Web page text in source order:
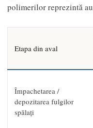
polimerilor reprezintă
Etapa din aval
Împachetarea /
depozitarea fulgilor
spălați